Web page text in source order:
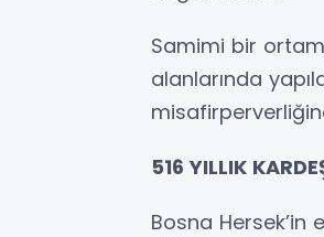
Samimi bir
alanlarında
516 YILLIK
Bosna Hersek’in